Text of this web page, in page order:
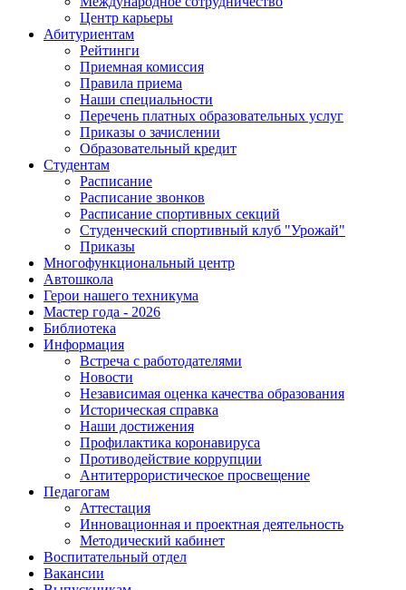
Центр карьеры
Абитуриентам
Рейтинги
Приемная комиссия
Правила приема
Наши специальности
Перечень платных образовательных услуг
Приказы о зачислении
Образовательный кредит
Студентам
Расписание
Расписание звонков
Расписание спортивных секций
Студенческий спортивный клуб "Урожай"
Приказы
Многофункциональный центр
Автошкола
Герои нашего техникума
Мастер года - 2026
Библиотека
Информация
Встреча с работодателями
Новости
Независимая оценка качества образования
Историческая справка
Наши достижения
Профилактика коронавируса
Противодействие коррупции
Антитеррористическое просвещение
Педагогам
Аттестация
Инновационная и проектная деятельность
Методический кабинет
Воспитательный отдел
Вакансии